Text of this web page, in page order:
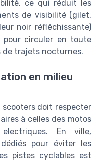
ce qui réduit les
de visibilité (gilet,
noir réfléchissante)
pour circuler en toute
de trajets nocturnes.
en milieu
doit respecter
à celles des motos
En ville,
pour éviter les
pistes cyclables est